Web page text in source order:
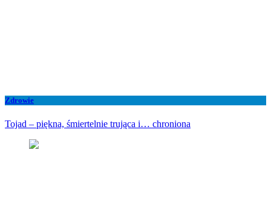
Zdrowie
Tojad – piękna, śmiertelnie trująca i… chroniona